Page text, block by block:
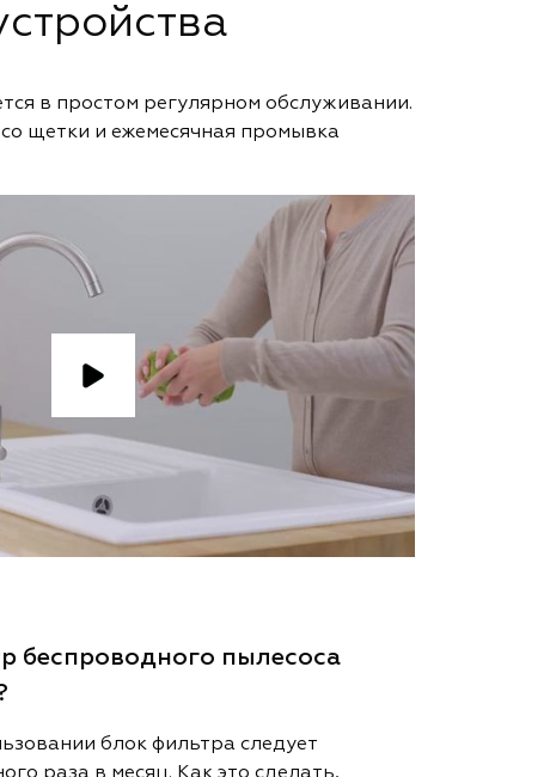
в простом регулярном обслуживании.
щетки и ежемесячная промывка
беспроводного пылесоса
блок фильтра следует